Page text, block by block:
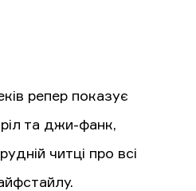
репер показує
та джи-фанк,
читці про всі